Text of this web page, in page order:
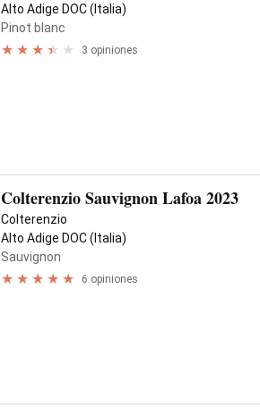
Alto Adige DOC (Italia)
Pinot blanc
3 opiniones
Colterenzio Sauvignon Lafoa 2023
Colterenzio
Alto Adige DOC (Italia)
Sauvignon
6 opiniones